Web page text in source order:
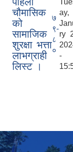
चौमासिक
को
सामाजिक
शुरक्षा भत्ता
लाभग्राही
लिस्ट ।
७
९-
८
०
ay,
ry
-